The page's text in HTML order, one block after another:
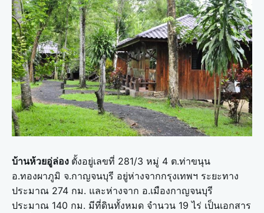
บ้านห้วยอู่ล่อง ตั้งอยู่เลขที่ 281/3 หมู่ 4 ต.ท่าขนุน
อ.ทองผาภูมิ จ.กาญจนบุรี อยู่ห่างจากกรุงเทพฯ ระยะทาง
ประมาณ 274 กม. และห่างจาก อ.เมืองกาญจนบุรี
ประมาณ 140 กม. มีที่ดินทั้งหมด จำนวน 19 ไร่ เป็นเอกสาร